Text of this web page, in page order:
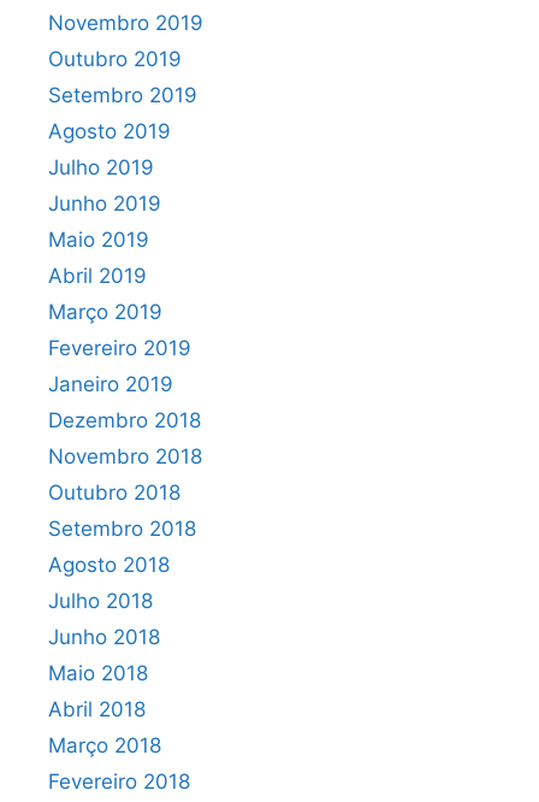
Novembro 2019
Outubro 2019
Setembro 2019
Agosto 2019
Julho 2019
Junho 2019
Maio 2019
Abril 2019
Março 2019
Fevereiro 2019
Janeiro 2019
Dezembro 2018
Novembro 2018
Outubro 2018
Setembro 2018
Agosto 2018
Julho 2018
Junho 2018
Maio 2018
Abril 2018
Março 2018
Fevereiro 2018